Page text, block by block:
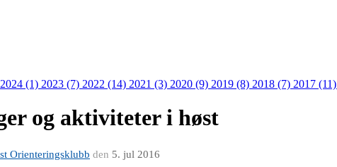
2024 (1) 2023 (7) 2022 (14) 2021 (3) 2020 (9) 2019 (8) 2018 (7) 2017 (11)
og aktiviteter i høst
Orienteringsklubb den 5. jul 2016